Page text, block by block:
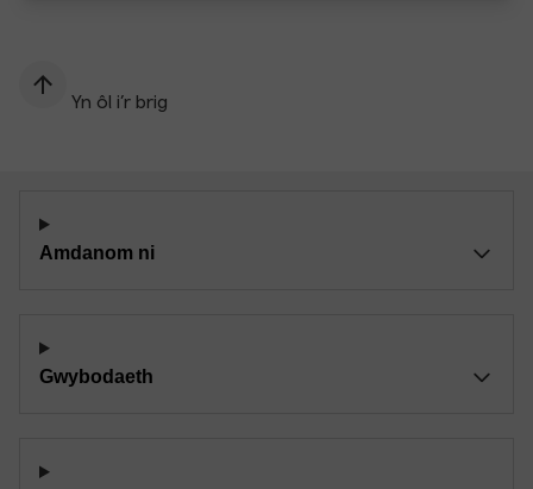
Yn ôl i’r brig
Amdanom ni
Gwybodaeth